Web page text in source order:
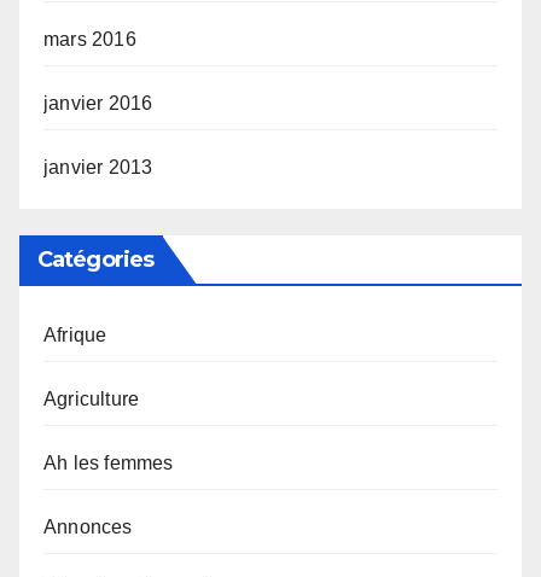
mars 2016
janvier 2016
janvier 2013
Catégories
Afrique
Agriculture
Ah les femmes
Annonces